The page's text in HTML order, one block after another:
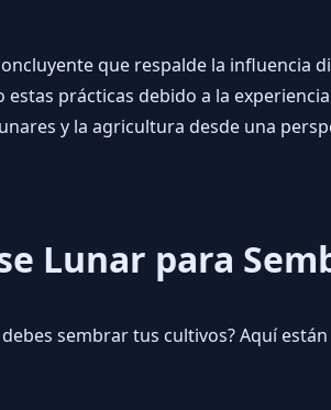
que respalde la influencia
prácticas debido a la
y la agricultura desde una
Lunar para
sembrar tus cultivos? Aquí